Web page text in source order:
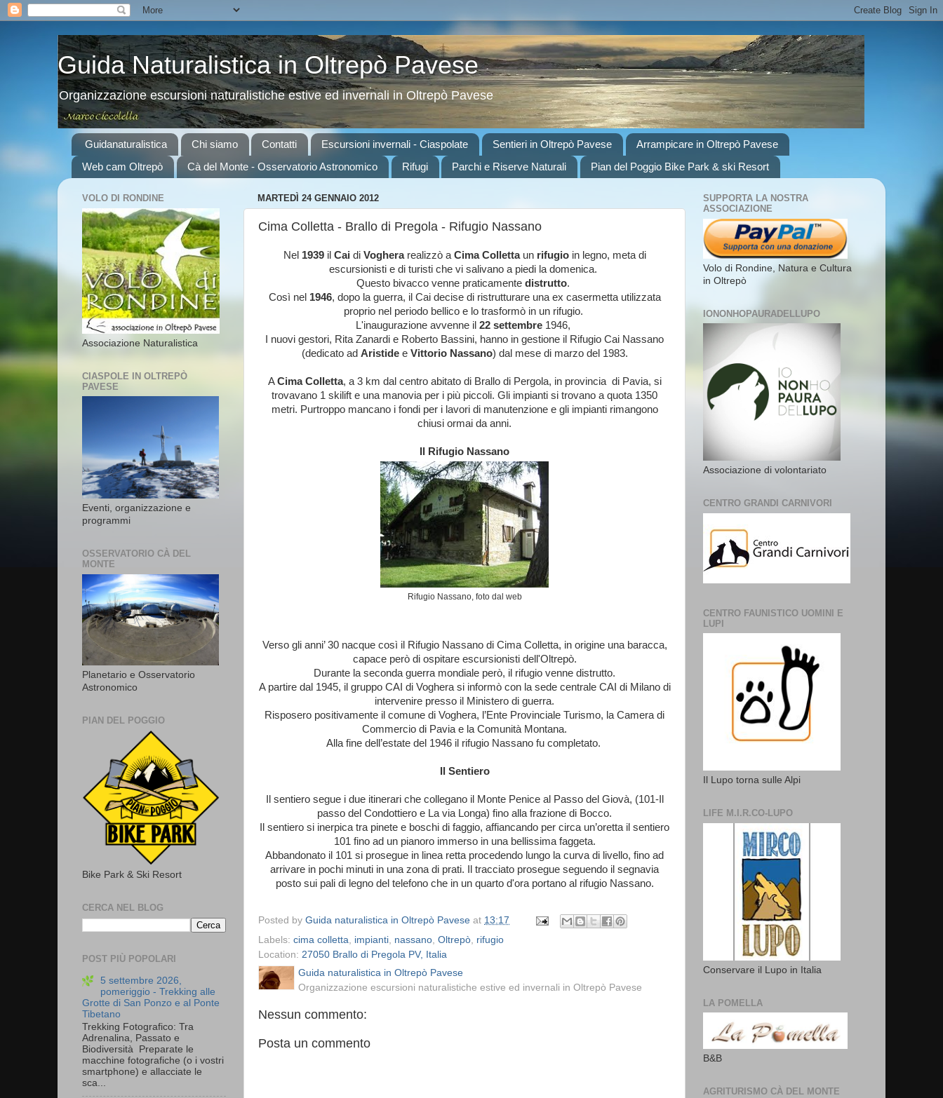
Guida Naturalistica in Oltrepò Pavese
Organizzazione escursioni naturalistiche estive ed invernali in Oltrepò Pavese
Guidanaturalistica Chi siamo Contatti Escursioni invernali - Ciaspolate Sentieri in Oltrepò Pavese
Arrampicare in Oltrepò Pavese
Web cam Oltrepò
Cà del Monte - Osservatorio Astronomico Rifugi Parchi e Riserve Naturali Pian del Poggio Bike Park & ski Resort
MARTEDÌ 24 GENNAIO 2012
Cima Colletta - Brallo di Pregola - Rifugio Nassano
Nel 1939il Cai di Vogherarealizzò a Cima Collettaun rifugioin legno, meta di
escursionisti e di turisti che vi salivano a piedi la domenica.
Questo bivacco venne praticamente distrutto.
Così nel 1946, dopo la guerra, il Cai decise di ristrutturare una ex casermetta utilizzata
proprio nel periodo bellico e lo trasformò in un rifugio.
L'inaugurazione avvenne il 22 settembre 1946,
I nuovi gestori, Rita Zanardi e Roberto Bassini, hanno in gestione il Rifugio Cai Nassano
(dedicato ad Aristidee Vittorio Nassano) dal mese di marzo del 1983.
ACima Colletta, a 3 km dal centro abitato di Brallo di Pergola, in provincia di Pavia, si
trovavano 1 skilift e una manovia per i più piccoli. Gli impianti si trovano a quota 1350
metri. Purtroppo mancano i fondi per i lavori di manutenzione e gli impianti rimangono
chiusi ormai da anni.
Il Rifugio Nassano
Rifugio Nassano, foto dal web
Verso gli anni’ 30 nacque così il Rifugio Nassano di Cima Colletta, in origine una baracca,
capace però di ospitare escursionisti dell'Oltrepò.
Durante la seconda guerra mondiale però, il rifugio venne distrutto.
A partire dal 1945, il gruppo CAI di Voghera si informò con la sede centrale CAI di Milano di
intervenire presso il Ministero di guerra.
Risposero positivamente il comune di Voghera, l’Ente Provinciale Turismo, la Camera di
Commercio di Pavia e la Comunità Montana.
Alla fine dell’estate del 1946 il rifugio Nassano fu completato.
Il Sentiero
Il sentiero segue i due itinerari che collegano il Monte Penice al Passo del Giovà, (101-Il
passo del Condottiero e La via Longa) fino alla frazione di Bocco.
Il sentiero si inerpica tra pinete e boschi di faggio, affiancando per circa un’oretta il sentiero
101 fino ad un pianoro immerso in una bellissima faggeta.
Abbandonato il 101 si prosegue in linea retta procedendo lungo la curva di livello, fino ad
arrivare in pochi minuti in una zona di prati. Il tracciato prosegue seguendo il segnavia
posto sui pali di legno del telefono che in un quarto d'ora portano al rifugio Nassano.
Posted by Guida naturalistica in Oltrepò Pavese at 13:17
Labels: cima colletta impianti nassano Oltrepò rifugio
Location: 27050 Brallo di Pregola PV, Italia
Guida naturalistica in Oltrepò Pavese
Organizzazione escursioni naturalistiche estive ed invernali in Oltrepò Pavese
Nessun commento:
Posta un commento
VOLO DI RONDINE
Associazione Naturalistica
CIASPOLE IN OLTREPÒ
PAVESE
Eventi, organizzazione e
programmi
OSSERVATORIO CÀ DEL
MONTE
Planetario e Osservatorio
Astronomico
PIAN DEL POGGIO
Bike Park & Ski Resort
CERCA NEL BLOG
POST PIÙ POPOLARI
5 settembre 2026,
pomeriggio - Trekking alle
Grotte di San Ponzo e al Ponte
Tibetano
Trekking Fotografico: Tra
Adrenalina, Passato e
Biodiversità Preparate le
macchine fotografiche (o i vostri
smartphone) e allacciate le
sca...
SUPPORTA LA NOSTRA
ASSOCIAZIONE
Volo di Rondine, Natura e Cultura
in Oltrepò
IONONHOPAURADELLUPO
Associazione di volontariato
CENTRO GRANDI CARNIVORI
CENTRO FAUNISTICO UOMINI E
LUPI
Il Lupo torna sulle Alpi
LIFE M.I.R.CO-LUPO
Conservare il Lupo in Italia
LA POMELLA
B&B
AGRITURISMO CÀ DEL MONTE